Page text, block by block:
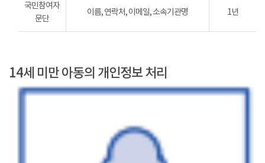
국민참여자
문단
이름, 연락처, 이메일, 소속기관명 1년
14세 미만 아동의 개인정보 처리